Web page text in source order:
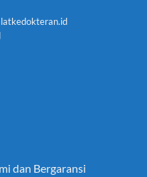
dan Bergaransi